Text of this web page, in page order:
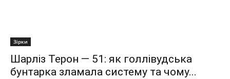
Зірки
Шарліз Терон — 51: як голлівудська
бунтарка зламала систему та чому...